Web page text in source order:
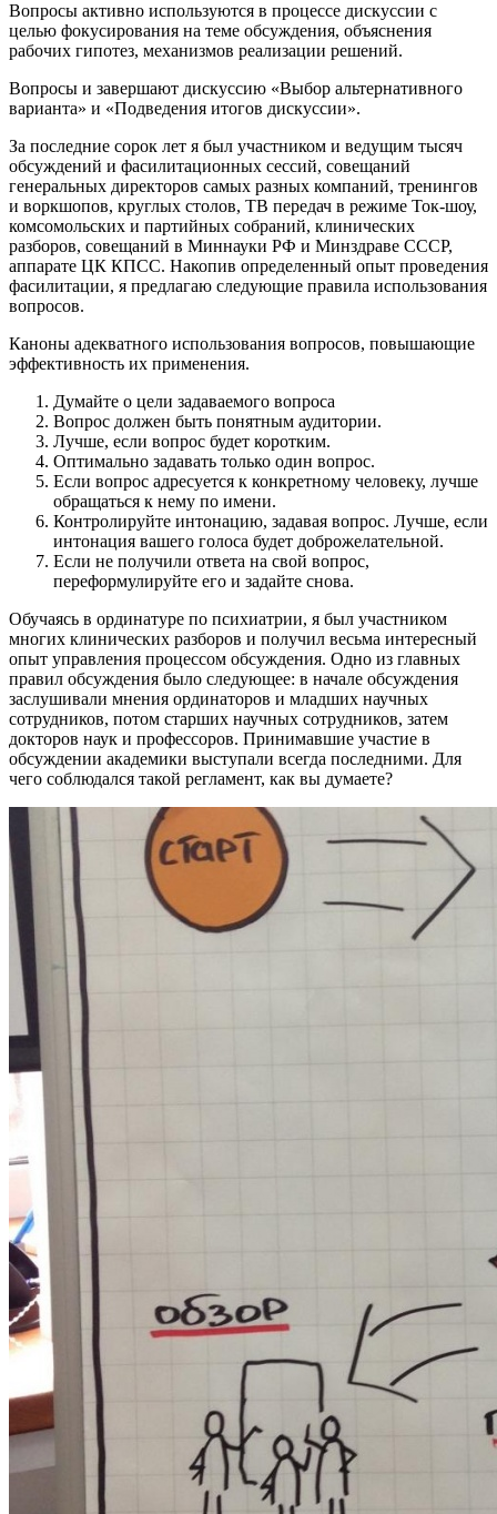
Вопросы активно используются в процессе дискуссии с
целью фокусирования на теме обсуждения, объяснения
рабочих гипотез, механизмов реализации решений.
Вопросы и завершают дискуссию «Выбор альтернативного
варианта» и «Подведения итогов дискуссии».
За последние сорок лет я был участником и ведущим тысяч
обсуждений и фасилитационных сессий, совещаний
генеральных директоров самых разных компаний, тренингов
и воркшопов, круглых столов, ТВ передач в режиме Ток-шоу,
комсомольских и партийных собраний, клинических
разборов, совещаний в Миннауки РФ и Минздраве СССР,
аппарате ЦК КПСС. Накопив определенный опыт проведения
фасилитации, я предлагаю следующие правила использования
вопросов.
Каноны адекватного использования вопросов, повышающие
эффективность их применения.
Думайте о цели задаваемого вопроса
Вопрос должен быть понятным аудитории.
Лучше, если вопрос будет коротким.
Оптимально задавать только один вопрос.
Если вопрос адресуется к конкретному человеку, лучше
обращаться к нему по имени.
Контролируйте интонацию, задавая вопрос. Лучше, если
интонация вашего голоса будет доброжелательной.
Если не получили ответа на свой вопрос,
переформулируйте его и задайте снова.
Обучаясь в ординатуре по психиатрии, я был участником
многих клинических разборов и получил весьма интересный
опыт управления процессом обсуждения. Одно из главных
правил обсуждения было следующее: в начале обсуждения
заслушивали мнения ординаторов и младших научных
сотрудников, потом старших научных сотрудников, затем
докторов наук и профессоров. Принимавшие участие в
обсуждении академики выступали всегда последними. Для
чего соблюдался такой регламент, как вы думаете?